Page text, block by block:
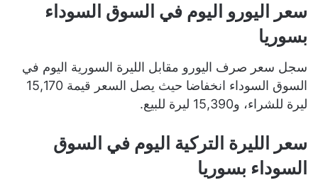
سعر اليورو اليوم في السوق السوداء
بسوريا
سجل سعر صرف اليورو مقابل الليرة السورية اليوم في
السوق السوداء انخفاضا حيث يصل السعر قيمة 15,170
ليرة للشراء، و15,390 ليرة للبيع.
سعر الليرة التركية اليوم في السوق
السوداء بسوريا